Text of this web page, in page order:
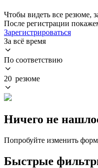
Чтобы видеть все резюме,
После регистрации
Зарегистрироваться
За всё время
По соответствию
20 резюме
Ничего не
Попробуйте изменить
Быстрые